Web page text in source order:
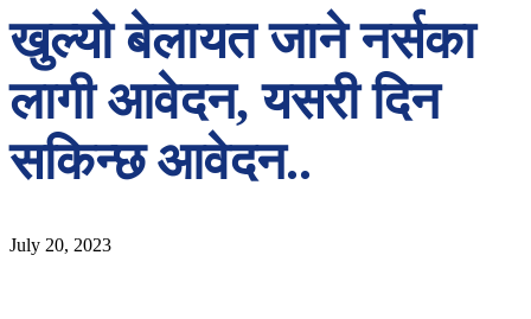
खुल्यो बेलायत जाने नर्सका
लागी आवेदन, यसरी दिन
सकिन्छ आवेदन..
July 20, 2023